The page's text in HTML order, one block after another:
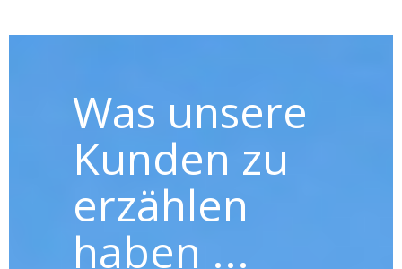
Was unsere
Kunden zu
erzählen
haben ...